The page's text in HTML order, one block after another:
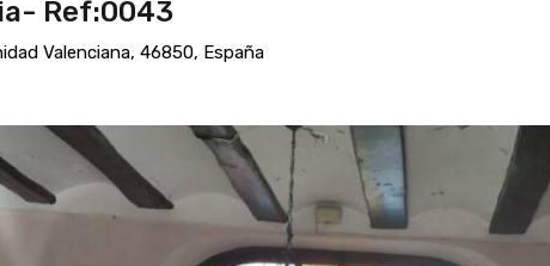
Ref:0043
Valenciana, 46850, España